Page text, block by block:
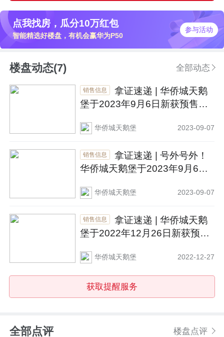
点我找房，瓜分10万红包
智能精选好楼盘，有机会赢华为P50
参与活动
楼盘动态(7) 全部动态
销售信息
拿证速递 | 华侨城天鹅
堡于2023年9月6日新获预售证
华侨城天鹅堡 2023-09-07
销售信息
拿证速递 | 号外号外！
华侨城天鹅堡于2023年9月6日
㎡
华侨城天鹅堡 2023-09-07
销售信息
拿证速递 | 华侨城天鹅
堡于2022年12月26日新获预售
华侨城天鹅堡 2022-12-27
获取提醒服务
楼盘点评
全部点评